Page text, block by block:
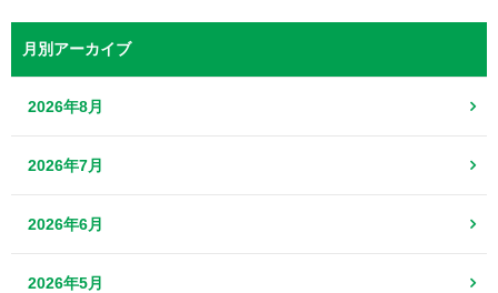
月別アーカイブ
2026年8月
2026年7月
2026年6月
2026年5月